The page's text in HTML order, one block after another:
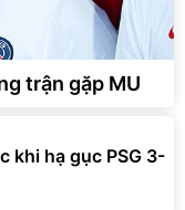
trận gặp MU
khi hạ gục PSG 3-